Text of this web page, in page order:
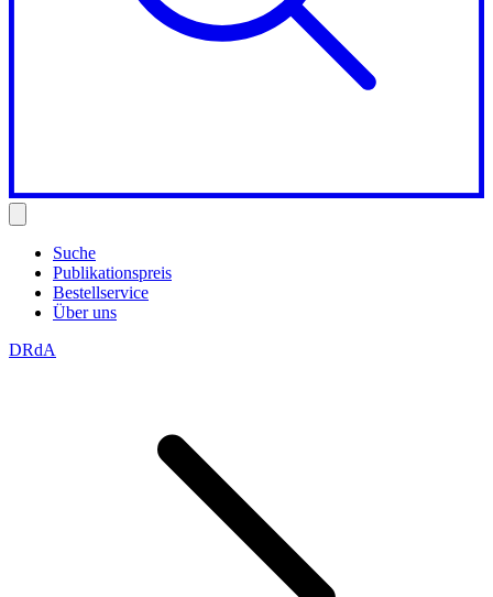
Suche
Publikationspreis
Bestellservice
Über uns
DRdA